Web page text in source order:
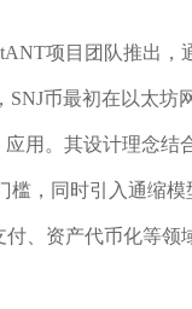
项目团队推出
币最初在以太坊
用。其设计理念
，同时引入通缩
、资产代币化等